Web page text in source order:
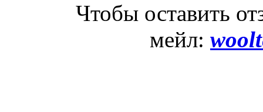
Чтобы оставить
мейл: